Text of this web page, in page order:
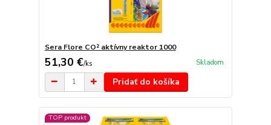
Sera Flore CO² aktívny reaktor 1000
51,30 €/ks Skladom
Pridať do košíka
TOP produkt